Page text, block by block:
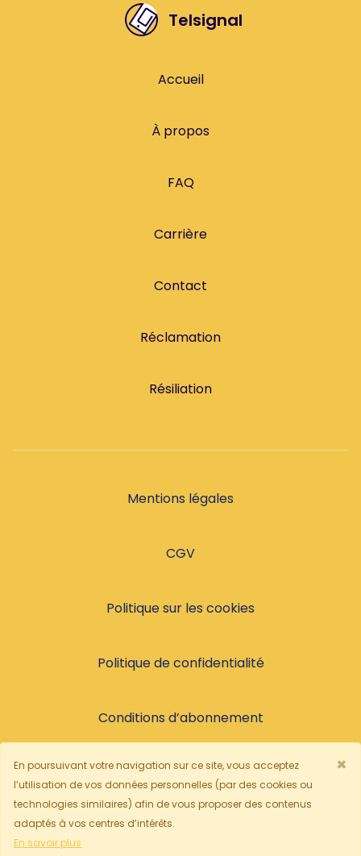
Telsignal
Accueil
À propos
FAQ
Carrière
Contact
Réclamation
Résiliation
Mentions légales
CGV
Politique sur les cookies
Politique de confidentialité
Conditions d’abonnement
© 2026, Tous droits réservés
Français
En poursuivant votre navigation sur ce site, vous acceptez
l’utilisation de vos données personnelles (par des cookies ou
technologies similaires) afin de vous proposer des contenus
adaptés à vos centres d’intérêts.
En savoir plus
×